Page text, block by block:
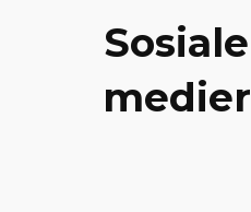
Sosiale
medier